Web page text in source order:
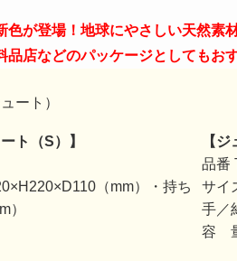
色が登場！地球にやさしい天然素
店などのパッケージとしてもお
ート）
ト（S）】
（mm）・持ち
）
【
品番
サイ
手／
容